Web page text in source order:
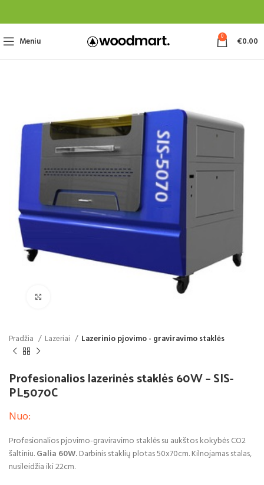
Meniu 0 €0.00
Pradžia Lazeriai Lazerinio pjovimo - graviravimo staklės
Profesionalios lazerinės staklės 60W – SIS-
PL5070C
Nuo:
Profesionalios pjovimo-graviravimo staklės su aukštos kokybės CO2
šaltiniu.Galia 60W.Darbinis staklių plotas 50x70cm. Kilnojamas stalas,
nusileidžia iki 22cm.